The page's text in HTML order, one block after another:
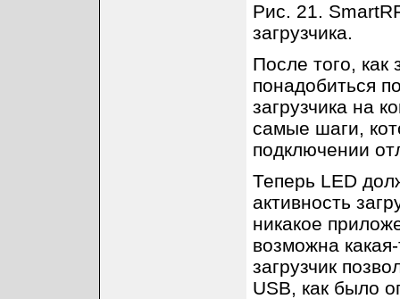
Рис. 21.
загрузчика.
После того, как
понадобиться
загрузчика на
самые шаги,
подключении
Теперь LED
активность
никакое
возможна
загрузчик
USB, как было